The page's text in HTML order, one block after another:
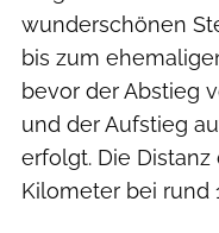
wunderschönen
bis zum
bevor der Abstieg
und der Aufstieg
erfolgt. Die Distanz
Kilometer bei rund